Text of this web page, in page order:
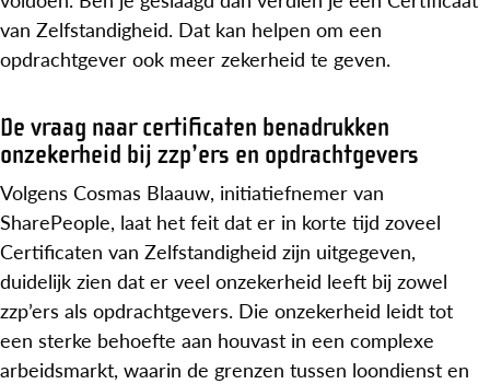
van Zelfstandigheid. Dat kan helpen om een
opdrachtgever ook meer zekerheid te geven.
De vraag naar certificaten benadrukken
onzekerheid bij zzp’ers en opdrachtgevers
Volgens Cosmas Blaauw, initiatiefnemer van
SharePeople, laat het feit dat er in korte tijd zoveel
Certificaten van Zelfstandigheid zijn uitgegeven,
duidelijk zien dat er veel onzekerheid leeft bij zowel
zzp’ers als opdrachtgevers. Die onzekerheid leidt tot
een sterke behoefte aan houvast in een complexe
arbeidsmarkt, waarin de grenzen tussen loondienst en